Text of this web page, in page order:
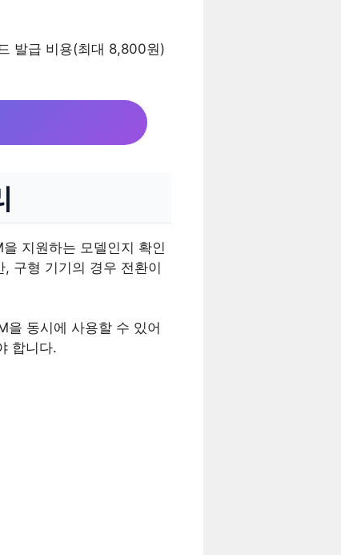
발급 비용(최대 8,800원)
지원하는 모델인지 확인
구형 기기의 경우 전환이
을 동시에 사용할 수 있어
합니다.